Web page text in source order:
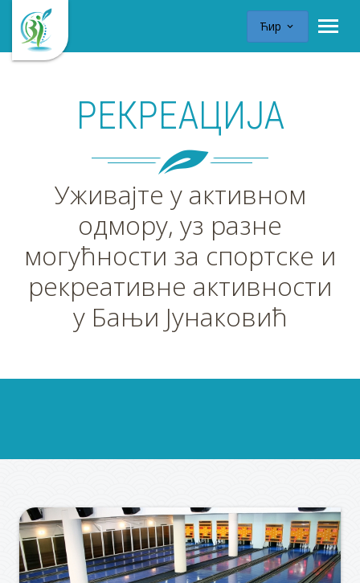
Ћир
РЕКРЕАЦИЈА
Уживајте у активном
одмору, уз разне
могућности за спортске и
рекреативне активности
у Бањи Јунаковић